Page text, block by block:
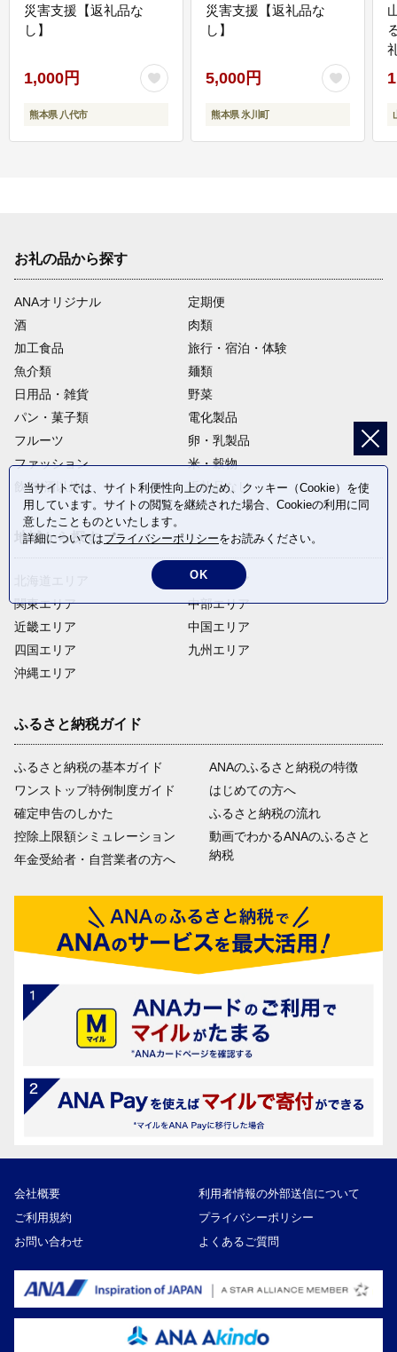
災害支援【返礼品な
し】
1,000円
熊本県 八代市
災害支援【返礼品な
し】
5,000円
熊本県 氷川町
お礼の品から探す
ANAオリジナル
定期便
酒
肉類
加工食品
旅行・宿泊・体験
魚介類
麺類
日用品・雑貨
野菜
パン・菓子類
電化製品
フルーツ
卵・乳製品
ファッション
米・穀物
飲料(酒以外)
返礼品なし
地域から探す
関東エリア
近畿エリア
四国エリア
沖縄エリア
東北エリア
中部エリア
中国エリア
九州エリア
ふるさと納税ガイド
ふるさと納税の基本ガイド
ワンストップ特例制度ガイド
確定申告のしかた
控除上限額シミュレーション
年金受給者・自営業者の方へ
ANAのふるさと納税の特徴
はじめての方へ
ふるさと納税の流れ
動画でわかるANAのふるさと
納税
会社概要
利用者情報の外部送信について
ご利用規約
プライバシーポリシー
お問い合わせ
よくあるご質問
当サイトでは、サイト利便性向上のため、クッキー（Cookie）を使
用しています。サイトの閲覧を継続された場合、Cookieの利用に同
意したことものといたします。
詳細についてはプライバシーポリシーをお読みください。
OK